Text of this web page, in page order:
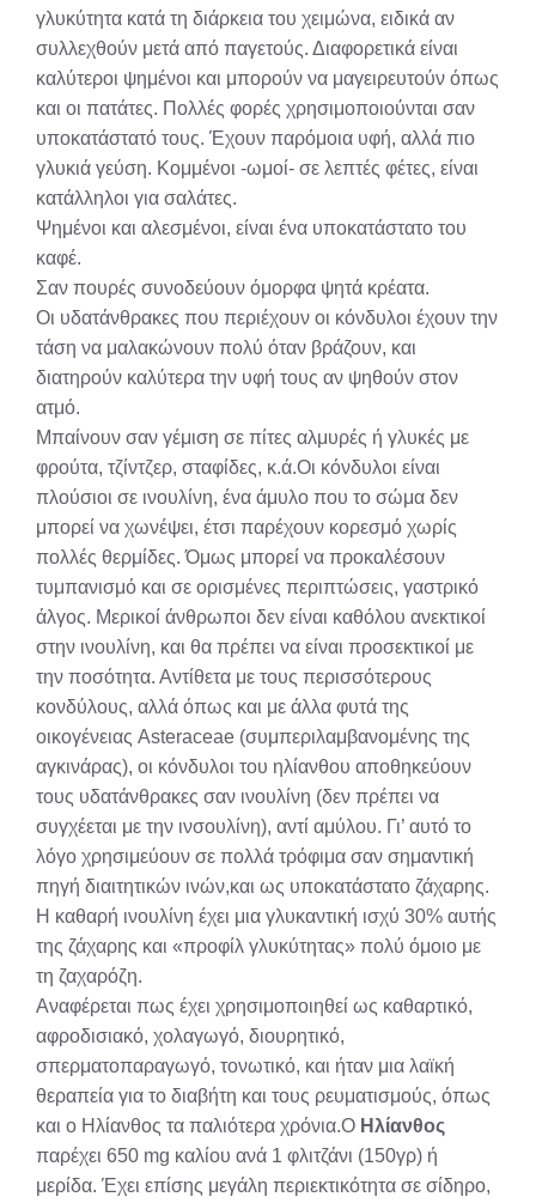
γλυκύτητα κατά τη διάρκεια του χειμώνα, ειδικά αν
συλλεχθούν μετά από παγετούς. Διαφορετικά είναι
καλύτεροι ψημένοι και μπορούν να μαγειρευτούν όπως
και οι πατάτες. Πολλές φορές χρησιμοποιούνται σαν
υποκατάστατό τους. Έχουν παρόμοια υφή, αλλά πιο
γλυκιά γεύση. Κομμένοι -ωμοί- σε λεπτές φέτες, είναι
κατάλληλοι για σαλάτες.
Ψημένοι και αλεσμένοι, είναι ένα υποκατάστατο του
καφέ.
Σαν πουρές συνοδεύουν όμορφα ψητά κρέατα.
Οι υδατάνθρακες που περιέχουν οι κόνδυλοι έχουν την
τάση να μαλακώνουν πολύ όταν βράζουν, και
διατηρούν καλύτερα την υφή τους αν ψηθούν στον
ατμό.
Μπαίνουν σαν γέμιση σε πίτες αλμυρές ή γλυκές με
φρούτα, τζίντζερ, σταφίδες, κ.ά.Οι κόνδυλοι είναι
πλούσιοι σε ινουλίνη, ένα άμυλο που το σώμα δεν
μπορεί να χωνέψει, έτσι παρέχουν κορεσμό χωρίς
πολλές θερμίδες. Όμως μπορεί να προκαλέσουν
τυμπανισμό και σε ορισμένες περιπτώσεις, γαστρικό
άλγος. Μερικοί άνθρωποι δεν είναι καθόλου ανεκτικοί
στην ινουλίνη, και θα πρέπει να είναι προσεκτικοί με
την ποσότητα. Αντίθετα με τους περισσότερους
κονδύλους, αλλά όπως και με άλλα φυτά της
οικογένειας Asteraceae (συμπεριλαμβανομένης της
αγκινάρας), οι κόνδυλοι του ηλίανθου αποθηκεύουν
τους υδατάνθρακες σαν ινουλίνη (δεν πρέπει να
συγχέεται με την ινσουλίνη), αντί αμύλου. Γι’ αυτό το
λόγο χρησιμεύουν σε πολλά τρόφιμα σαν σημαντική
πηγή διαιτητικών ινών,και ως υποκατάστατο ζάχαρης.
Η καθαρή ινουλίνη έχει μια γλυκαντική ισχύ 30% αυτής
της ζάχαρης και «προφίλ γλυκύτητας» πολύ όμοιο με
τη ζαχαρόζη.
Αναφέρεται πως έχει χρησιμοποιηθεί ως καθαρτικό,
αφροδισιακό, χολαγωγό, διουρητικό,
σπερματοπαραγωγό, τονωτικό, και ήταν μια λαϊκή
θεραπεία για το διαβήτη και τους ρευματισμούς, όπως
και ο Ηλίανθος τα παλιότερα χρόνια.Ο Ηλίανθος
παρέχει 650 mg καλίου ανά 1 φλιτζάνι (150γρ) ή
μερίδα. Έχει επίσης μεγάλη περιεκτικότητα σε σίδηρο,